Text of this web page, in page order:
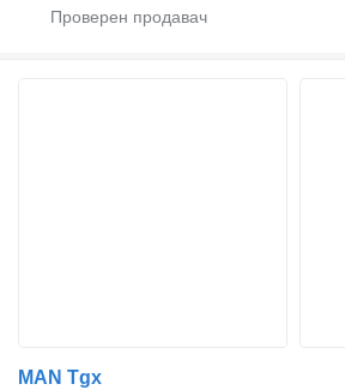
MAN Tgx